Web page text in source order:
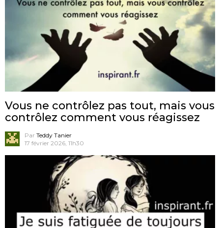
Vous ne contrôlez pas tout, mais vous
contrôlez comment vous réagissez
Par Teddy Tanier
17 février 2026, 11h30